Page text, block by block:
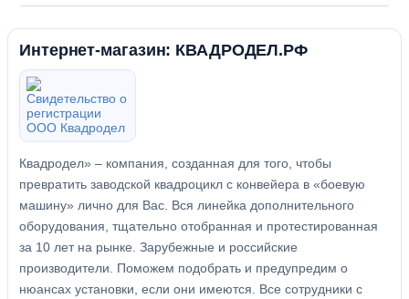
Интернет-магазин: КВАДРОДЕЛ.РФ
Квадродел» – компания, созданная для того, чтобы
превратить заводской квадроцикл с конвейера в «боевую
машину» лично для Вас. Вся линейка дополнительного
оборудования, тщательно отобранная и протестированная
за 10 лет на рынке. Зарубежные и российские
производители. Поможем подобрать и предупредим о
нюансах установки, если они имеются. Все сотрудники с